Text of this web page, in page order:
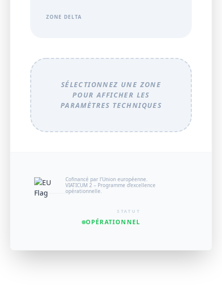
ZONE DELTA
SÉLECTIONNEZ UNE ZONE
POUR AFFICHER LES
PARAMÈTRES TECHNIQUES
Cofinancé par l’Union européenne.
VIATICUM 2 – Programme d’excellence
opérationnelle.
STATUT
OPÉRATIONNEL